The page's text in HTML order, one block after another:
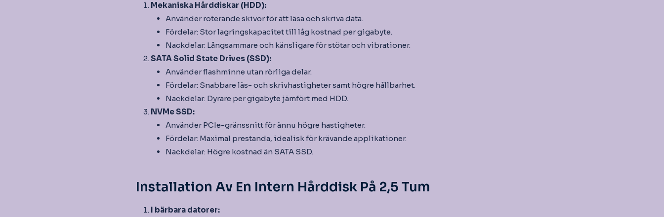
Mekaniska Hårddiskar (HDD):
Använder roterande skivor för att läsa och skriva data.
Fördelar: Stor lagringskapacitet till låg kostnad per gigabyte.
Nackdelar: Långsammare och känsligare för stötar och vibrationer.
SATA Solid State Drives (SSD):
Använder flashminne utan rörliga delar.
Fördelar: Snabbare läs- och skrivhastigheter samt högre hållbarhet.
Nackdelar: Dyrare per gigabyte jämfört med HDD.
NVMe SSD:
Använder PCIe-gränssnitt för ännu högre hastigheter.
Fördelar: Maximal prestanda, idealisk för krävande applikationer.
Nackdelar: Högre kostnad än SATA SSD.
Installation Av En Intern Hårddisk På 2,5 Tum
I bärbara datorer: